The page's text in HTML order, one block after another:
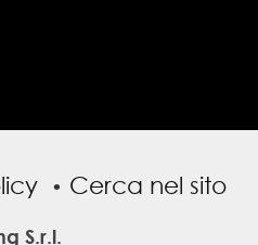
Cerca nel sito
S.r.l.